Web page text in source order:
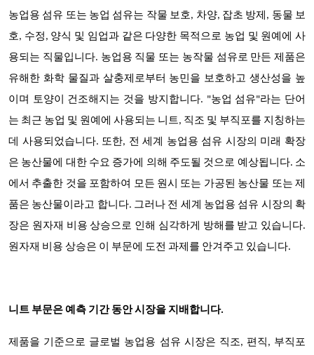
농업용 섬유 또는 농업 섬유는 작물 보호, 차양, 잡초 방제, 동물 보
호, 수정, 양식 및 임업과 같은 다양한 목적으로 농업 및 원예에 사
용되는 직물입니다. 농업용 직물 또는 농작물 섬유로 만든 제품은
유해한 화학 물질과 살충제로부터 농민을 보호하고 생산성을 높
이며 토양이 건조해지는 것을 방지합니다. "농업 섬유"라는 단어
는 최근 농업 및 원예에 사용되는 니트, 직조 및 부직포를 지칭하는
데 사용되었습니다. 또한, 전 세계 농업용 섬유 시장의 미래 확장
은 농산물에 대한 수요 증가에 의해 주도될 것으로 예상됩니다. 소
에서 추출한 것을 포함하여 모든 원시 또는 가공된 농산물 또는 제
품은 농산물이라고 합니다. 그러나 전 세계 농업용 섬유 시장의 확
장은 원자재 비용 상승으로 인해 심각하게 방해를 받고 있습니다.
원자재 비용 상승은 이 부문에 도전 과제를 안겨주고 있습니다.
니트 부문은 예측 기간 동안 시장을 지배합니다.
제품을 기준으로 글로벌 농업용 섬유 시장은 직조, 편직, 부직포